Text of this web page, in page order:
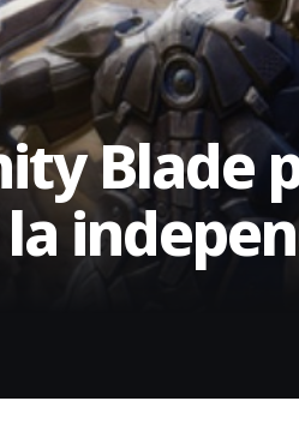
Blade